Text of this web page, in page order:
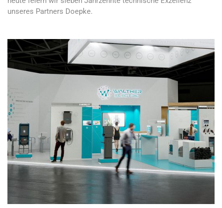
unseres Partners Doepke.